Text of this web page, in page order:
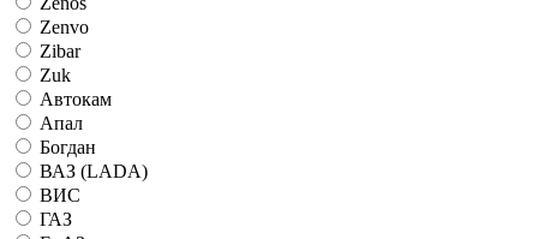
Zenvo
Zibar
Zuk
Автокам
Апал
Богдан
ВАЗ (LADA)
ВИС
ГАЗ